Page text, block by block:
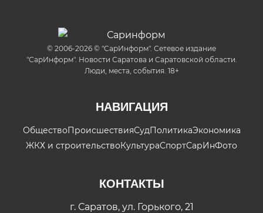
© 2006-2026 © "СарИнформ". Сетевое издание
"СарИнформ". Новости Саратова и Саратовской области.
Люди, места, события. 18+
НАВИГАЦИЯ
ОбществоПроисшествияСудПолитикаЭкономика
ЖКХ и строительствоКультураСпортСарИнФото
КОНТАКТЫ
г. Саратов, ул. Горького, 21